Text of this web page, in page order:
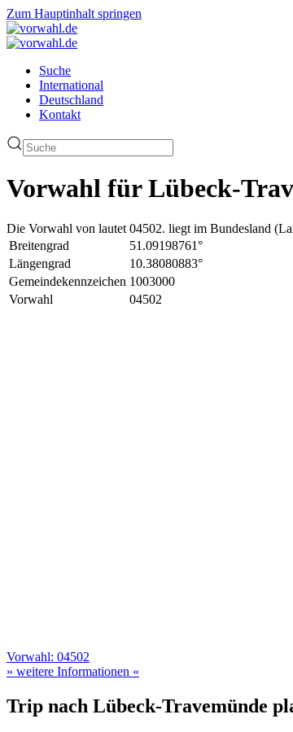
Zum Hauptinhalt springen
Suche
International
Deutschland
Kontakt
Vorwahl für Lübeck-
Die Vorwahl von lautet 04502. liegt im Bundesland
Breitengrad
51.09198761°
Längengrad
10.38080883°
Gemeindekennzeichen 1003000
Vorwahl
04502
Vorwahl: 04502
» weitere Informationen «
Trip nach Lübeck-Travemünde